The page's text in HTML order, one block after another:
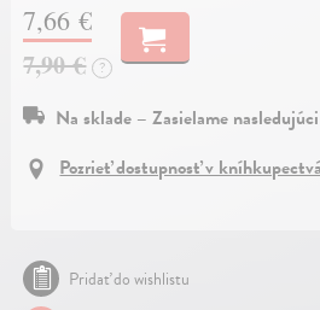
7,66 €
7,90 € ?
Na sklade – Zasielame
Pozrieť dostupnosť v
Pridať do wishlistu